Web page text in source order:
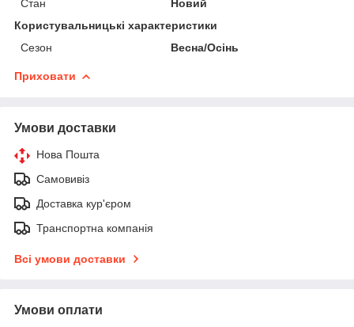
Стан
Новий
Користувальницькі характеристики
Сезон
Весна/Осінь
Приховати
Умови доставки
Нова Пошта
Самовивіз
Доставка кур'єром
Транспортна компанія
Всі умови доставки
Умови оплати